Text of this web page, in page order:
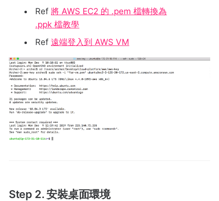
Ref 將 AWS EC2 的 .pem 檔轉換為
.ppk 檔教學
Ref遠端登入到 AWS VM
Step 2. 安裝桌面環境